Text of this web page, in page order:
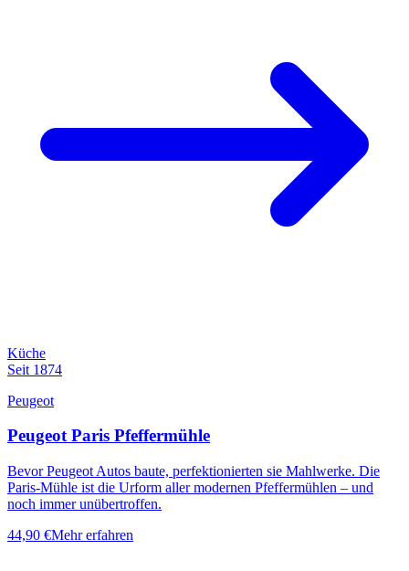
Küche
Seit 1874
Peugeot
Peugeot Paris Pfeffermühle
Bevor Peugeot Autos baute, perfektionierten sie Mahlwerke. Die
Paris-Mühle ist die Urform aller modernen Pfeffermühlen – und
noch immer unübertroffen.
44,90 €Mehr erfahren